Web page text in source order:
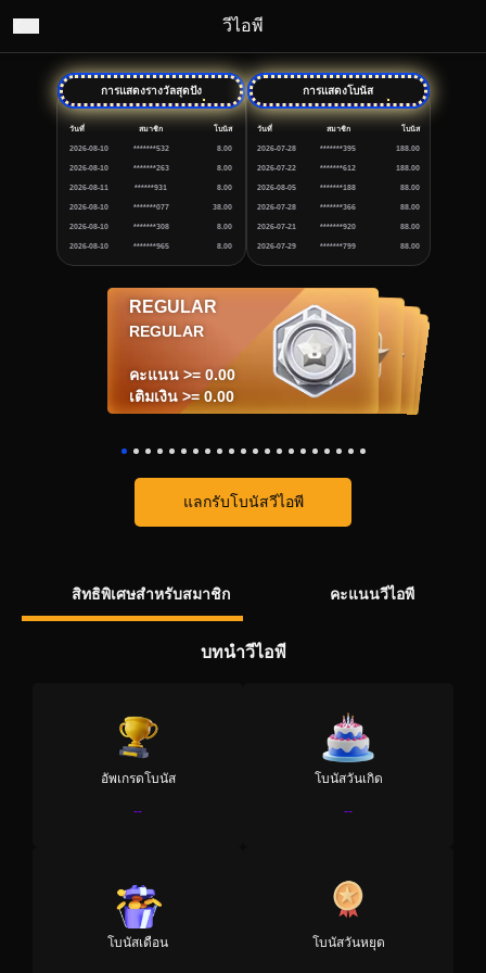
วีไอพี
การแสดงรางวัลสุดปัง
วันที่ สมาชิก โบนัส
2026-08-10 *******532 8.00
2026-08-10 *******263 8.00
2026-08-11 ******931 8.00
2026-08-10 *******077 38.00
2026-08-10 *******308 8.00
2026-08-10 *******965 8.00
การแสดงโบนัส
วันที่ สมาชิก โบนัส
2026-07-28 *******395 188.00
2026-07-22 *******612 188.00
2026-08-05 *******188 88.00
2026-07-28 *******366 88.00
2026-07-21 *******920 88.00
2026-07-29 *******799 88.00
REGULAR
REGULAR
คะแนน >= 0.00
เติมเงิน >= 0.00
BRONZE I
BRONZE I
คะแนน >= 1,000.00
เติมเงิน >= 100.00
BRONZE II
คะแนน >= 10,000.00
เติมเงิน >= 1,000.00
BRONZE III
BRONZE III
คะแนน >= 100,000.00
เติมเงิน >= 10,000.00
SILVER I
SILVER I
คะแนน >= 500,000.00
เติมเงิน >= 50,000.00
SILVER II
SILVER II
คะแนน >= 1,000,000.00
เติมเงิน >= 100,000.00
SILVER III
SILVER III
คะแนน >= 3,000,000.00
เติมเงิน >= 300,000.00
GOLD I
GOLD I
คะแนน >= 5,000,000.00
เติมเงิน >= 500,000.00
GOLD II
GOLD II
คะแนน >= 10,000,000.00
เติมเงิน >= 1,000,000.00
GOLD III
GOLD III
คะแนน >= 30,000,000.00
เติมเงิน >= 3,000,000.00
PLATINUM I
PLATINUM I
คะแนน >= 50,000,000.00
เติมเงิน >= 5,000,000.00
PLATINUM II
PLATINUM II
คะแนน >= 100,000,000.00
เติมเงิน >= 10,000,000.00
PLATINUM III
PLATINUM III
คะแนน >= 200,000,000.00
เติมเงิน >= 20,000,000.00
DIAMOND I
DIAMOND I
คะแนน >= 300,000,000.00
เติมเงิน >= 30,000,000.00
DIAMOND II
DIAMOND II
คะแนน >= 350,000,000.00
เติมเงิน >= 35,000,000.00
DIAMOND III
DIAMOND III
คะแนน >= 400,000,000.00
เติมเงิน >= 40,000,000.00
BLACK DIAMOND I
BLACK DIAMOND I
คะแนน >= 500,000,000.00
เติมเงิน >= 50,000,000.00
BLACK DIAMOND II
BLACK DIAMOND II
คะแนน >= 1,000,000,000.00
เติมเงิน >= 100,000,000.00
BLACK DIAMOND III
BLACK DIAMOND III
คะแนน >= 3,000,000,000.00
เติมเงิน >= 300,000,000.00
RUBY I
RUBY I
คะแนน >= 4,000,000,000.00
เติมเงิน >= 400,000,000.00
RUBY II
RUBY II
คะแนน >= 5,000,000,000.00
เติมเงิน >= 500,000,000.00
แลกรับโบนัสวีไอพี
สิทธิพิเศษสำหรับสมาชิก คะแนนวีไอพี
บทนำวีไอพี
อัพเกรดโบนัส
--
โบนัสวันเกิด
--
โบนัสเดือน โบนัสวันหยุด